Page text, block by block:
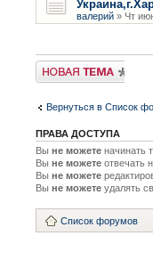
валерий » Чт
Новая тема
Вернуться в Список
ПРАВА ДОСТУПА
Вы не можете начинать
Вы не можете отвечать
Вы не можете
Вы не можете удалять
Список форумов